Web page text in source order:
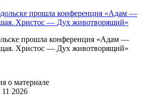
прошла конференция «Адам —
Христос — Дух животворящий»
о материале
2026